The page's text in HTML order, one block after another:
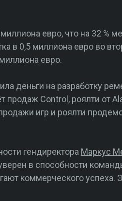
миллиона евро, что на 32
в 0,5 миллиона евро во
евро.
деньги на разработку
продаж Control, роялти от
игр и роялти
гендиректора Маркус
в способности
коммерческого